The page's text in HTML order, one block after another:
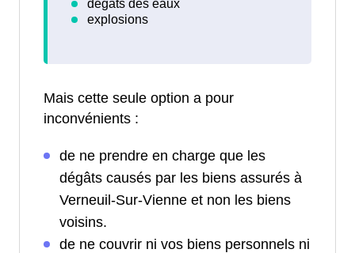
Mais cette seule option a pour
inconvénients :
de ne prendre en charge que les
dégâts causés par les biens assurés à
Verneuil-Sur-Vienne et non les biens
voisins.
de ne couvrir ni vos biens personnels ni